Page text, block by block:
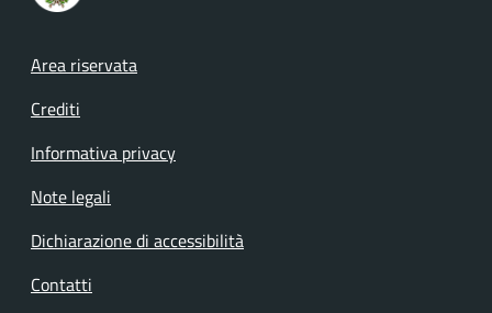
Footer menu
Area riservata
Crediti
Informativa privacy
Note legali
Dichiarazione di accessibilità
Contatti